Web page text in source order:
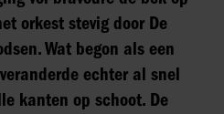
orkest stevig door De
Wat begon als een
echter al snel
kanten op schoot. De